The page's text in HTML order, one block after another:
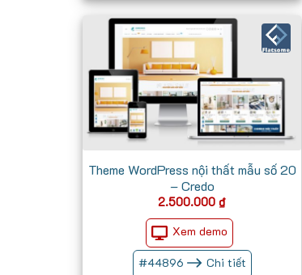
Theme WordPress nội thất mẫu số 20
– Credo
2.500.000 ₫
Xem demo
#44896 Chi tiết